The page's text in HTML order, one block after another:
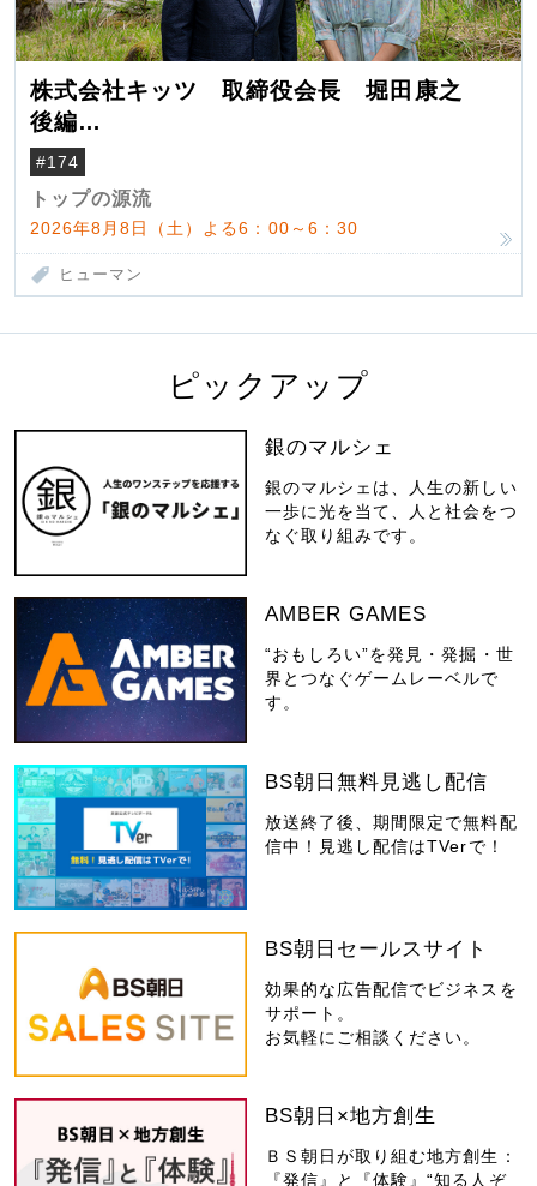
株式会社キッツ 取締役会長 堀田康之
後編
米国駐在でも浮かんだ八ヶ岳 山小屋を営
んだ父母
#174
トップの源流
2026年8月8日（土）よる6：00～6：30
ヒューマン
ピックアップ
銀のマルシェ
銀のマルシェは、人生の新しい
一歩に光を当て、人と社会をつ
なぐ取り組みです。
AMBER GAMES
“おもしろい”を発見・発掘・世
界とつなぐゲームレーベルで
す。
BS朝日無料見逃し配信
放送終了後、期間限定で無料配
信中！見逃し配信はTVerで！
BS朝日セールスサイト
効果的な広告配信でビジネスを
サポート。
お気軽にご相談ください。
BS朝日×地方創生
ＢＳ朝日が取り組む地方創生：
『発信』と『体験』“知る人ぞ